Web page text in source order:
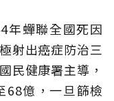
年蟬聯全國死因
射出癌症防治三
民健康署主導，
68億，一旦篩檢